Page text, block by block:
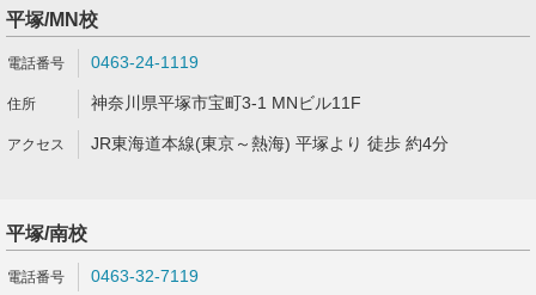
平塚/MN校
0463-24-1119
神奈川県平塚市宝町3-1 MNビル11F
JR東海道本線(東京～熱海) 平塚より 徒歩 約4分
平塚/南校
0463-32-7119